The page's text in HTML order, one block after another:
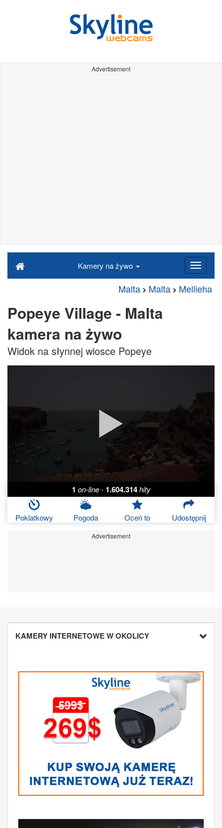
Advertisement
Kamery na żywo
Malta Malta Mellieha
Popeye Village - Malta
kamera na żywo
Widok na słynnej wiosce Popeye
1 on-line - 1.604.314 hity
Poklatkowy Pogoda Oceń to Udostępnij
Advertisement
KAMERY INTERNETOWE W OKOLICY